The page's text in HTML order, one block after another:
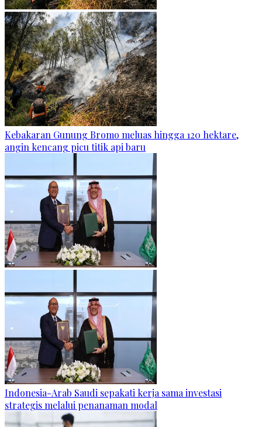
Kebakaran Gunung Bromo meluas hingga 120 hektare,
angin kencang picu titik api baru
Indonesia-Arab Saudi sepakati kerja sama investasi
strategis melalui penanaman modal